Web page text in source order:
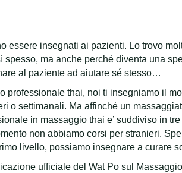
essere insegnati ai pazienti. Lo trovo
ma anche perché diventa una
al paziente ad aiutare sé stesso…
thai, noi ti insegniamo il
o settimanali. Ma affinché un
in massaggio thai e’ suddiviso in
non abbiamo corsi per stranieri.
livello, possiamo insegnare a curare
ufficiale del Wat Po sul